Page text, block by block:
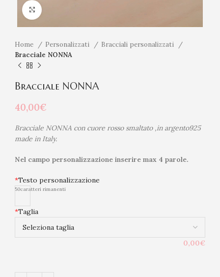
Home Personalizzati
Bracciali personalizzati
Bracciale NONNA
Bracciale NONNA
40,00€
Bracciale NONNA con cuore rosso smaltato ,in argento925
made in Italy.
Nel campo personalizzazione inserire max 4 parole.
*Testo personalizzazione
50caratteri rimanenti
*Taglia
0,00€